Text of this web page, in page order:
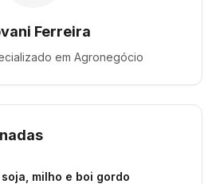
Ferreira
em Agronegócio
milho e boi gordo